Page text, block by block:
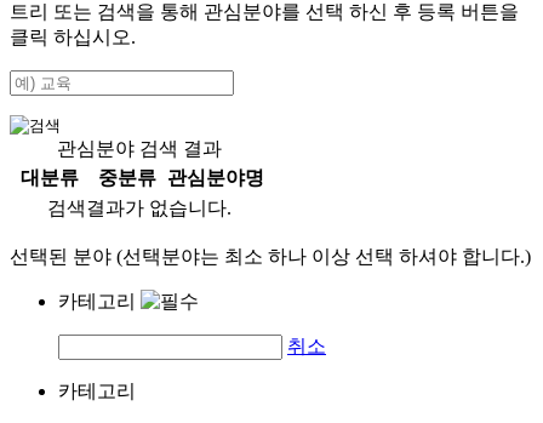
트리 또는 검색을 통해 관심분야를 선택 하신 후 등록 버튼을
클릭 하십시오.
관심분야 검색 결과
대분류
중분류
관심분야명
검색결과가 없습니다.
선택된 분야 (선택분야는 최소 하나 이상 선택 하셔야 합니다.)
카테고리
취소
카테고리